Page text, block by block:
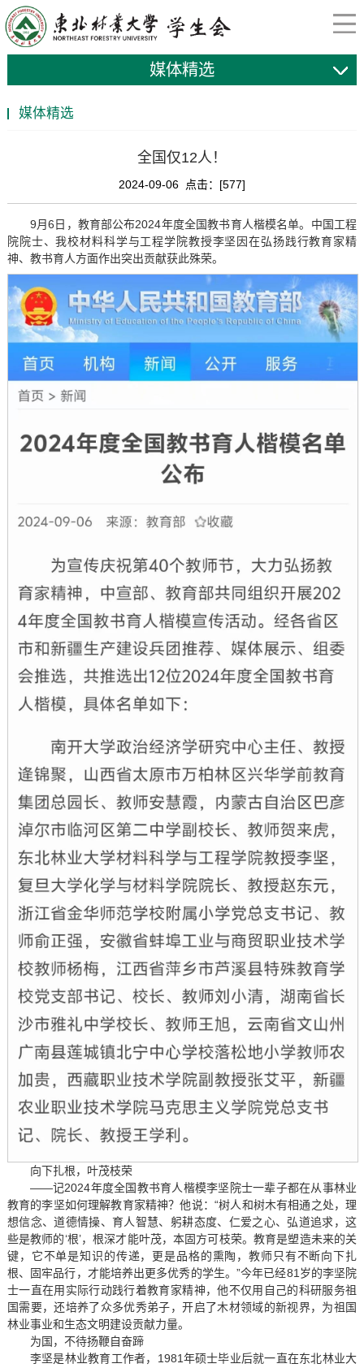
媒体精选
媒体精选
全国仅12人！
2024-09-06 点击：[577]
9月6日，教育部公布2024年度全国教书育人楷模名单。中国工程
院院士、我校材料科学与工程学院教授李坚因在弘扬践行教育家精
神、教书育人方面作出突出贡献获此殊荣。
向下扎根，叶茂枝荣
——记2024年度全国教书育人楷模李坚院士一辈子都在从事林业
教育的李坚如何理解教育家精神？他说：“树人和树木有相通之处，理
想信念、道德情操、育人智慧、躬耕态度、仁爱之心、弘道追求，这
些是教师的‘根’，根深才能叶茂，本固方可枝荣。教育是塑造未来的关
键，它不单是知识的传递，更是品格的熏陶，教师只有不断向下扎
根、固牢品行，才能培养出更多优秀的学生。”今年已经81岁的李坚院
士一直在用实际行动践行着教育家精神，他不仅用自己的科研服务祖
国需要，还培养了众多优秀弟子，开启了木材领域的新视界，为祖国
林业事业和生态文明建设贡献力量。
为国，不待扬鞭自奋蹄
李坚是林业教育工作者，1981年硕士毕业后就一直在东北林业大